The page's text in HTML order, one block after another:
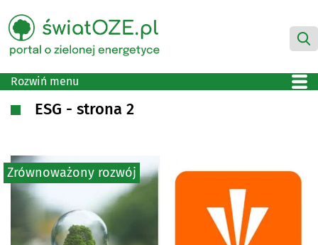
Rozwiń menu
ESG - strona 2
Zrównoważony rozwój